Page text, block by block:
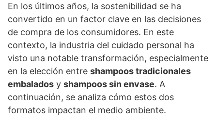
En los últimos años, la sostenibilidad se ha
convertido en un factor clave en las decisiones
de compra de los consumidores. En este
contexto, la industria del cuidado personal ha
visto una notable transformación, especialmente
en la elección entre shampoos tradicionales
embalados y shampoos sin envase. A
continuación, se analiza cómo estos dos
formatos impactan el medio ambiente.